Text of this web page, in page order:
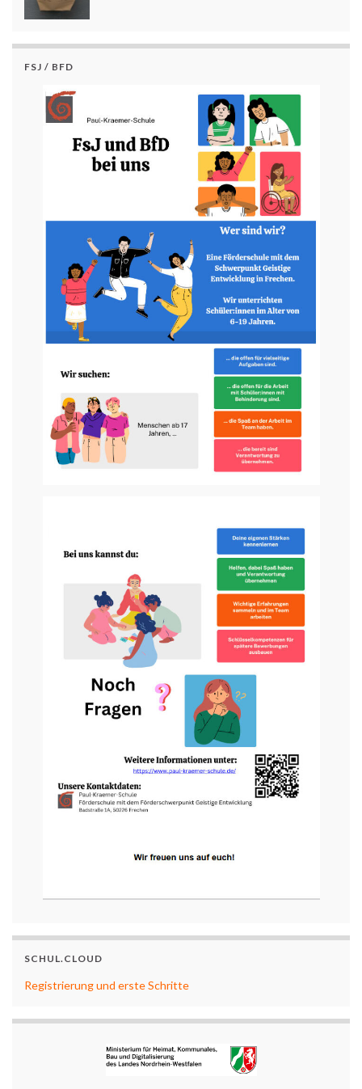
FSJ / BFD
SCHUL.CLOUD
Registrierung und erste Schritte